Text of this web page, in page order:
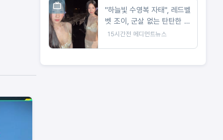
"하늘빛 수영복 자태", 레드벨
벳 조이, 군살 없는 탄탄한 몸
매로 '여름 여신' 입증
15시간전 메디먼트뉴스